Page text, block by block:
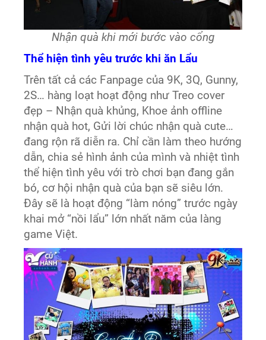
Nhận quà khi mới bước vào cổng
Thể hiện tình yêu trước khi ăn Lẩu
Trên tất cả các Fanpage của 9K, 3Q, Gunny,
2S… hàng loạt hoạt động như Treo cover
đẹp – Nhận quà khủng, Khoe ảnh offline
nhận quà hot, Gửi lời chúc nhận quà cute…
đang rộn rã diễn ra. Chỉ cần làm theo hướng
dẫn, chia sẻ hình ảnh của mình và nhiệt tình
thể hiện tình yêu với trò chơi bạn đang gắn
bó, cơ hội nhận quà của bạn sẽ siêu lớn.
Đây sẽ là hoạt động “làm nóng” trước ngày
khai mở “nồi lẩu” lớn nhất năm của làng
game Việt.